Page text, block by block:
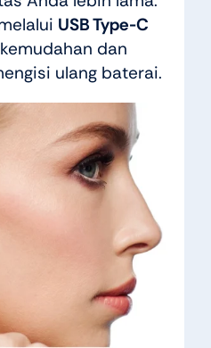
USB Type-C
dan
ulang baterai.